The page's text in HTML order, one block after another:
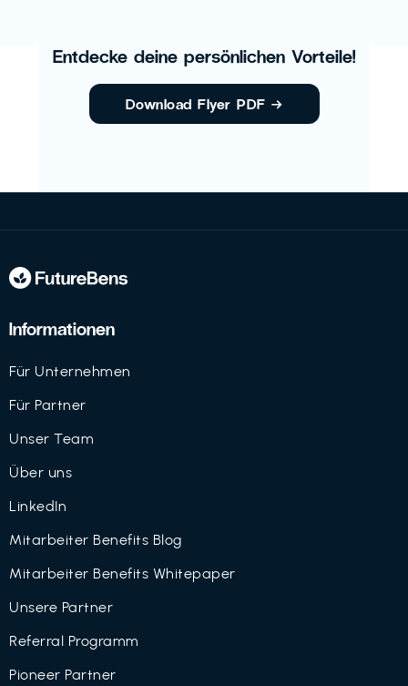
Entdecke deine persönlichen Vorteile!
Download Flyer PDF →
Informationen
Für Unternehmen
Für Partner
Unser Team
Über uns
LinkedIn
Mitarbeiter Benefits Blog
Mitarbeiter Benefits Whitepaper
Unsere Partner
Referral Programm
Pioneer Partner